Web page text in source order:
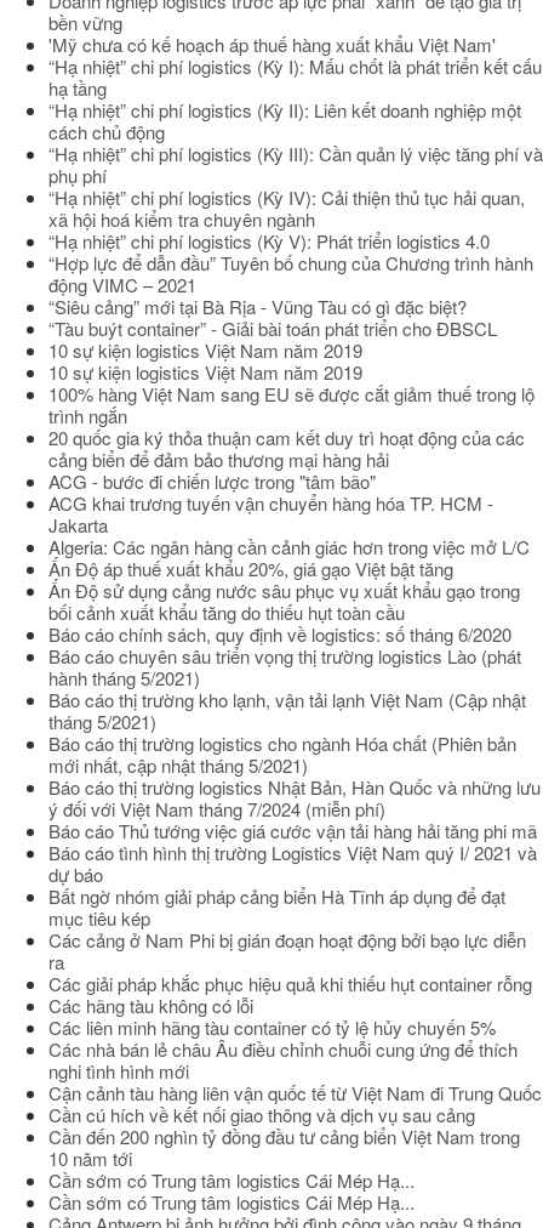
bền vững
'Mỹ chưa có kế hoạch áp thuế hàng xuất khẩu Việt Nam'
“Hạ nhiệt” chi phí logistics (Kỳ I): Mấu chốt là phát triển kết cấu
hạ tầng
“Hạ nhiệt” chi phí logistics (Kỳ II): Liên kết doanh nghiệp một
cách chủ động
“Hạ nhiệt” chi phí logistics (Kỳ III): Cần quản lý việc tăng phí và
phụ phí
“Hạ nhiệt” chi phí logistics (Kỳ IV): Cải thiện thủ tục hải quan,
xã hội hoá kiểm tra chuyên ngành
“Hạ nhiệt” chi phí logistics (Kỳ V): Phát triển logistics 4.0
“Hợp lực để dẫn đầu” Tuyên bố chung của Chương trình hành
động VIMC – 2021
“Siêu cảng” mới tại Bà Rịa - Vũng Tàu có gì đặc biệt?
“Tàu buýt container” - Giải bài toán phát triển cho ĐBSCL
10 sự kiện logistics Việt Nam năm 2019
10 sự kiện logistics Việt Nam năm 2019
100% hàng Việt Nam sang EU sẽ được cắt giảm thuế trong lộ
trình ngắn
20 quốc gia ký thỏa thuận cam kết duy trì hoạt động của các
cảng biển để đảm bảo thương mại hàng hải
ACG - bước đi chiến lược trong "tâm bão"
ACG khai trương tuyến vận chuyển hàng hóa TP. HCM -
Jakarta
Algeria: Các ngân hàng cần cảnh giác hơn trong việc mở L/C
Ấn Độ áp thuế xuất khẩu 20%, giá gạo Việt bật tăng
Ấn Độ sử dụng cảng nước sâu phục vụ xuất khẩu gạo trong
bối cảnh xuất khẩu tăng do thiếu hụt toàn cầu
Báo cáo chính sách, quy định về logistics: số tháng 6/2020
Báo cáo chuyên sâu triển vọng thị trường logistics Lào (phát
hành tháng 5/2021)
Báo cáo thị trường kho lạnh, vận tải lạnh Việt Nam (Cập nhật
tháng 5/2021)
Báo cáo thị trường logistics cho ngành Hóa chất (Phiên bản
mới nhất, cập nhật tháng 5/2021)
Báo cáo thị trường logistics Nhật Bản, Hàn Quốc và những lưu
ý đối với Việt Nam tháng 7/2024 (miễn phí)
Báo cáo Thủ tướng việc giá cước vận tải hàng hải tăng phi mã
Báo cáo tình hình thị trường Logistics Việt Nam quý I/ 2021 và
dự báo
Bất ngờ nhóm giải pháp cảng biển Hà Tĩnh áp dụng để đạt
mục tiêu kép
Các cảng ở Nam Phi bị gián đoạn hoạt động bởi bạo lực diễn
ra
Các giải pháp khắc phục hiệu quả khi thiếu hụt container rỗng
Các hãng tàu không có lỗi
Các liên minh hãng tàu container có tỷ lệ hủy chuyến 5%
Các nhà bán lẻ châu Âu điều chỉnh chuỗi cung ứng để thích
nghi tình hình mới
Cận cảnh tàu hàng liên vận quốc tế từ Việt Nam đi Trung Quốc
Cần cú hích về kết nối giao thông và dịch vụ sau cảng
Cần đến 200 nghìn tỷ đồng đầu tư cảng biển Việt Nam trong
10 năm tới
Cần sớm có Trung tâm logistics Cái Mép Hạ...
Cần sớm có Trung tâm logistics Cái Mép Hạ...